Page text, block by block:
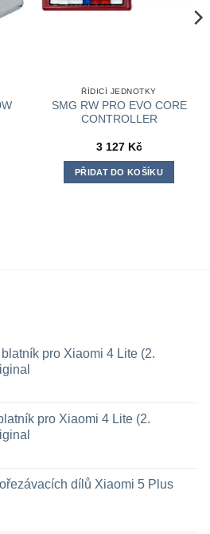
ŘÍDICÍ JEDNOTKY
SMG RW PRO EVO CORE
CONTROLLER
3 127 Kč
PŘIDAT DO KOŠÍKU
pro Xiaomi 4 Lite (2.
pro Xiaomi 4 Lite (2.
dílů Xiaomi 5 Plus